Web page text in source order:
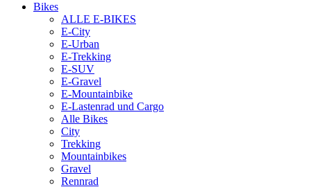
Bikes
ALLE E-BIKES
E-City
E-Urban
E-Trekking
E-SUV
E-Gravel
E-Mountainbike
E-Lastenrad und Cargo
Alle Bikes
City
Trekking
Mountainbikes
Gravel
Rennrad